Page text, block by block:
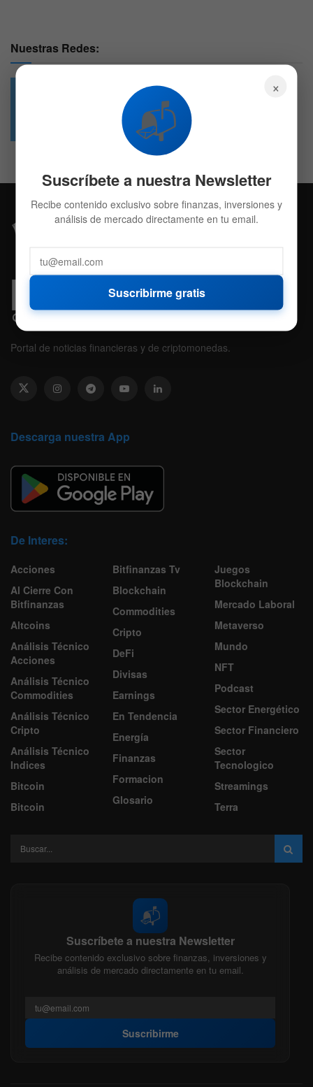
Nuestras Redes:
4.7k
Followers
Portal de noticias financieras y de criptomonedas.
Descarga nuestra App
De Interes:
Acciones
Al Cierre Con
Bitfinanzas
Altcoins
Análisis Técnico
Acciones
Análisis Técnico
Commodities
Análisis Técnico
Cripto
Análisis Técnico
Indices
Bitcoin
Bitcoin
Bitfinanzas Tv
Blockchain
Commodities
Cripto
DeFi
Divisas
Earnings
En Tendencia
Energía
Finanzas
Formacion
Glosario
Juegos
Blockchain
Mercado Laboral
Metaverso
Mundo
NFT
Podcast
Sector Energético
Sector Financiero
Sector
Tecnologico
Streamings
Terra
📬
Suscríbete a nuestra Newsletter
Recibe contenido exclusivo sobre finanzas, inversiones y
análisis de mercado directamente en tu email.
Suscribirme
×
📬
Suscríbete a nuestra Newsletter
Recibe contenido exclusivo sobre finanzas, inversiones y
análisis de mercado directamente en tu email.
Suscribirme gratis